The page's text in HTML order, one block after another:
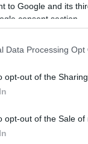
to Google and its
consent section.
Data Processing Opt
opt-out of the
opt-out of the Sale of
να
Κέιτ
εξήγησε πως
ήταν
άφησα να